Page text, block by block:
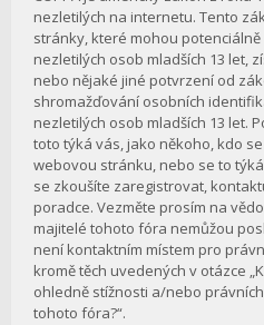
nezletilých na internetu. Tento
stránky, které mohou
nezletilých osob mladších 13 let,
nebo nějaké jiné potvrzení od
shromažďování osobních
nezletilých osob mladších 13 let.
toto týká vás, jako někoho, kdo
webovou stránku, nebo se to
se zkoušíte zaregistrovat,
poradce. Vezměte prosím na
majitelé tohoto fóra nemůžou
není kontaktním místem pro
kromě těch uvedených v otázce
ohledně stížnosti a/nebo
tohoto fóra?“.